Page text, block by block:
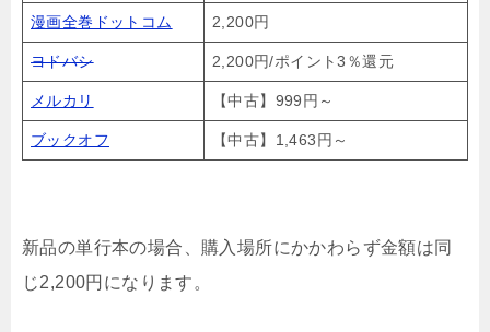
漫画全巻ドットコム 2,200円
ヨドバシ 2,200円/ポイント3％還元
メルカリ 【中古】999円～
ブックオフ 【中古】1,463円～
新品の単行本の場合、購入場所にかかわらず金額は同
じ2,200円になります。